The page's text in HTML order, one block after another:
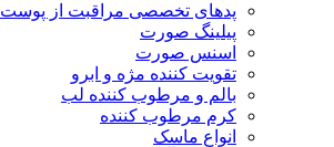
پدهای تخصصی مراقبت از پوست
پیلینگ صورت
اسنس صورت
تقویت کننده مژه و ابرو
بالم و مرطوب کننده لب
کرم مرطوب کننده
انواع ماسک